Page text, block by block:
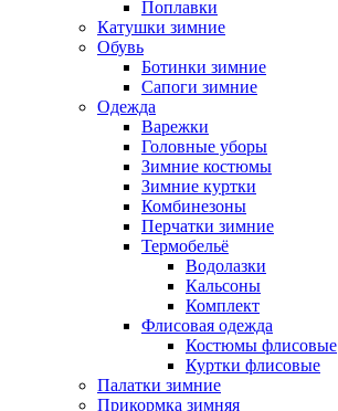
Поплавки
Катушки зимние
Обувь
Ботинки зимние
Сапоги зимние
Одежда
Варежки
Головные уборы
Зимние костюмы
Зимние куртки
Комбинезоны
Перчатки зимние
Термобельё
Водолазки
Кальсоны
Комплект
Флисовая одежда
Костюмы флисовые
Куртки флисовые
Палатки зимние
Прикормка зимняя